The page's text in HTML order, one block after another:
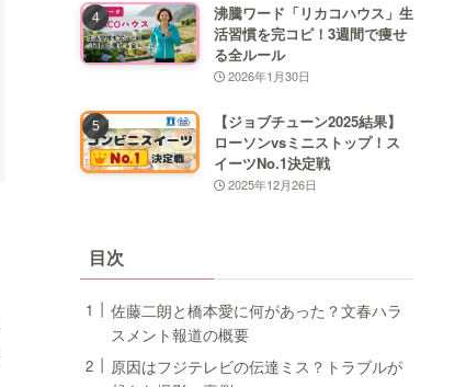
沸騰ワード「リカコハウス」生
活習慣を完コピ！3週間で痩せ
る全ルール
2026年1月30日
【ジョブチューン2025結果】
ローソンvsミニストップ！ス
イーツNo.1決定戦
2025年12月26日
目次
佐藤二朗と橋本愛に何があった？文春ハラ
スメント報道の概要
原因はフジテレビの伝達ミス？トラブルが